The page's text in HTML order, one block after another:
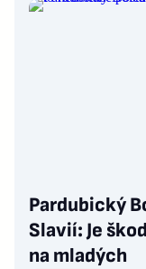
Pardubický
Slavií: Je
na mladých